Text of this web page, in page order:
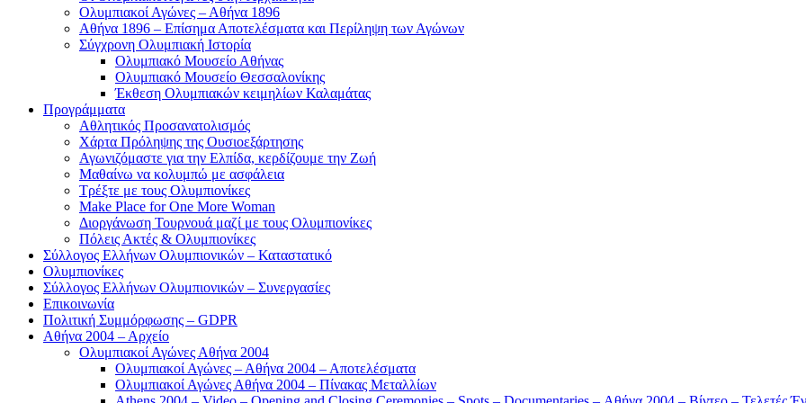
Ολυμπιακοί Αγώνες – Αθήνα 1896
Αθήνα 1896 – Επίσημα Αποτελέσματα και Περίληψη των Αγώνων
Σύγχρονη Ολυμπιακή Ιστορία
Ολυμπιακό Μουσείο Αθήνας
Ολυμπιακό Μουσείο Θεσσαλονίκης
Έκθεση Ολυμπιακών κειμηλίων Καλαμάτας
Προγράμματα
Αθλητικός Προσανατολισμός
Χάρτα Πρόληψης της Ουσιοεξάρτησης
Αγωνιζόμαστε για την Ελπίδα, κερδίζουμε την Ζωή
Μαθαίνω να κολυμπώ με ασφάλεια
Τρέξτε με τους Ολυμπιονίκες
Make Place for One More Woman
Διοργάνωση Τουρνουά μαζί με τους Ολυμπιονίκες
Πόλεις Ακτές & Ολυμπιονίκες
Σύλλογος Ελλήνων Ολυμπιονικών – Καταστατικό
Ολυμπιονίκες
Σύλλογος Ελλήνων Ολυμπιονικών – Συνεργασίες
Επικοινωνία
Πολιτική Συμμόρφωσης – GDPR
Αθήνα 2004 – Αρχείο
Ολυμπιακοί Αγώνες Αθήνα 2004
Ολυμπιακοί Αγώνες – Αθήνα 2004 – Αποτελέσματα
Ολυμπιακοί Αγώνες Αθήνα 2004 – Πίνακας Μεταλλίων